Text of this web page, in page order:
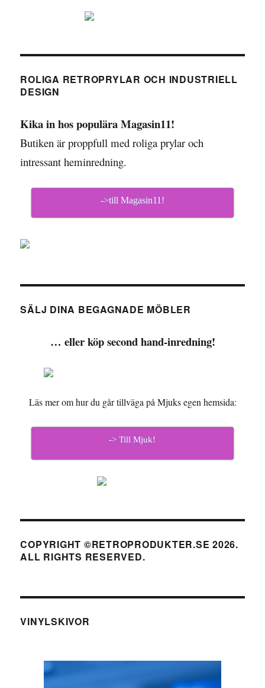
ROLIGA RETROPRYLAR OCH INDUSTRIELL
DESIGN
Kika in hos populära Magasin11!
Butiken är proppfull med roliga prylar och
intressant heminredning.
->till Magasin11!
SÄLJ DINA BEGAGNADE MÖBLER
… eller köp second hand-inredning!
Läs mer om hur du går tillväga på Mjuks egen hemsida:
-> Till Mjuk!
COPYRIGHT ©RETROPRODUKTER.SE 2026.
ALL RIGHTS RESERVED.
VINYLSKIVOR